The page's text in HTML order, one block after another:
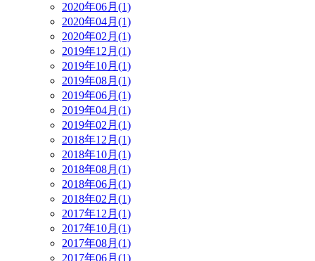
2020年06月(1)
2020年04月(1)
2020年02月(1)
2019年12月(1)
2019年10月(1)
2019年08月(1)
2019年06月(1)
2019年04月(1)
2019年02月(1)
2018年12月(1)
2018年10月(1)
2018年08月(1)
2018年06月(1)
2018年02月(1)
2017年12月(1)
2017年10月(1)
2017年08月(1)
2017年06月(1)